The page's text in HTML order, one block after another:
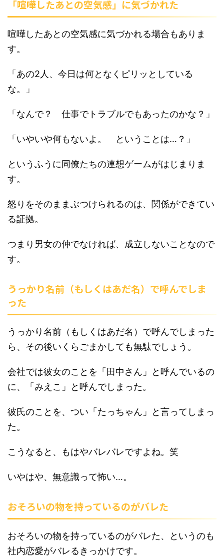
「喧嘩したあとの空気感」に気づかれた
喧嘩したあとの空気感に気づかれる場合もありま
す。
「あの2人、今日は何となくピリッとしている
な。」
「なんで？ 仕事でトラブルでもあったのかな？」
「いやいや何もないよ。 ということは…？」
というふうに同僚たちの連想ゲームがはじまりま
す。
怒りをそのままぶつけられるのは、関係ができてい
る証拠。
つまり男女の仲でなければ、成立しないことなので
す。
うっかり名前（もしくはあだ名）で呼んでしま
った
うっかり名前（もしくはあだ名）で呼んでしまった
ら、その後いくらごまかしても無駄でしょう。
会社では彼女のことを「田中さん」と呼んでいるの
に、「みえこ」と呼んでしまった。
彼氏のことを、つい「たっちゃん」と言ってしまっ
た。
こうなると、もはやバレバレですよね。笑
いやはや、無意識って怖い…。
おそろいの物を持っているのがバレた
おそろいの物を持っているのがバレた、というのも
社内恋愛がバレるきっかけです。